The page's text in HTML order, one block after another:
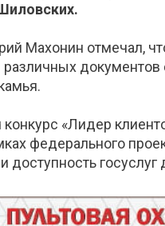
Махонин отмечал,
различных
«Лидер
федерального
госуслуг